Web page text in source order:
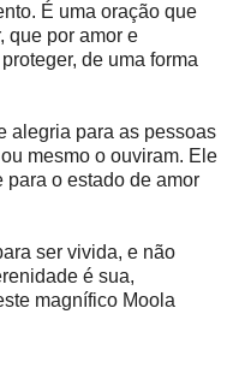
É uma oração que
que por amor e
de uma forma
alegria para as pessoas
mesmo o ouviram. Ele
para o estado de amor
ser vivida, e não
é sua,
magnífico Moola